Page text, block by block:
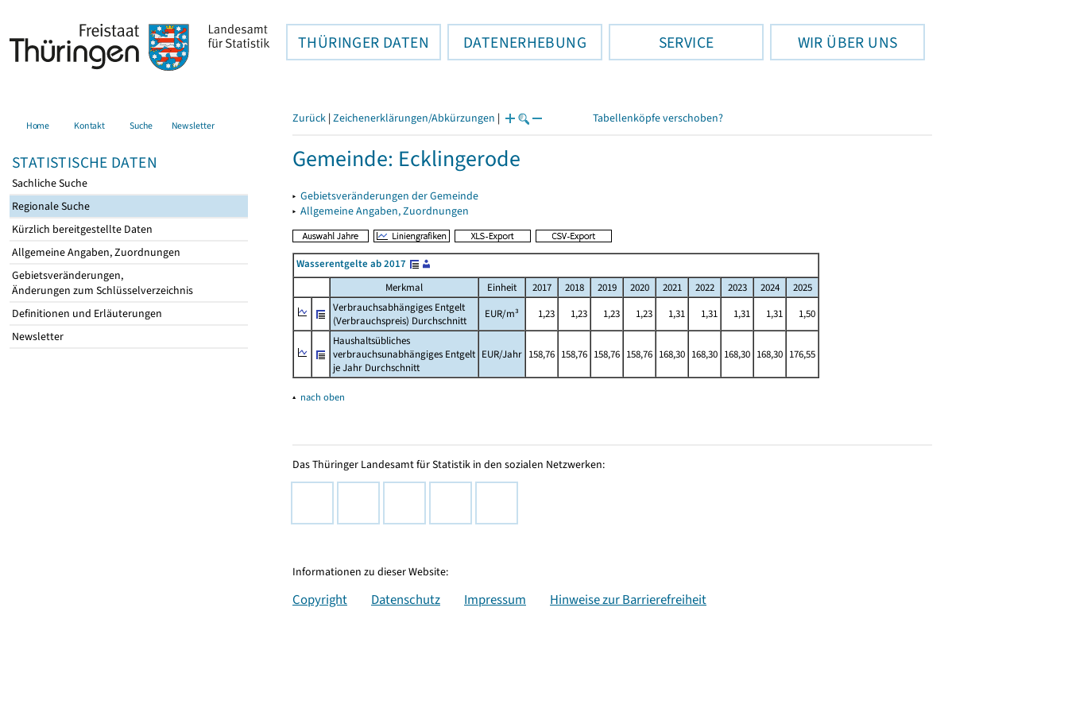
THÜRINGER DATEN DATENERHEBUNG SERVICE WIR ÜBER UNS
Home Kontakt Suche Newsletter
STATISTISCHE DATEN
Sachliche Suche
Regionale Suche
Kürzlich bereitgestellte Daten
Allgemeine Angaben, Zuordnungen
Gebietsveränderungen,
Änderungen zum Schlüsselverzeichnis
Definitionen und Erläuterungen
Newsletter
Zurück | Zeichenerklärungen/Abkürzungen | Tabellenköpfe verschoben?
Gemeinde: Ecklingerode
▸ Gebietsveränderungen der Gemeinde
▸ Allgemeine Angaben, Zuordnungen
Wasserentgelte ab 2017
Merkmal
Einheit 2017 2018 2019 2020 2021 2022 2023 2024
2025
Verbrauchsabhängiges Entgelt
(Verbrauchspreis) Durchschnitt
EUR/m³ 1,23 1,23 1,23 1,23 1,31 1,31 1,31 1,31
1,50
Haushaltsübliches
verbrauchsunabhängiges Entgelt
je Jahr Durchschnitt
EUR/Jahr 158,76 158,76 158,76 158,76 168,30 168,30 168,30 168,30 176,55
▴ nach oben
Das Thüringer Landesamt für Statistik in den sozialen Netzwerken:
Informationen zu dieser Website:
Copyright Datenschutz Impressum Hinweise zur Barrierefreiheit